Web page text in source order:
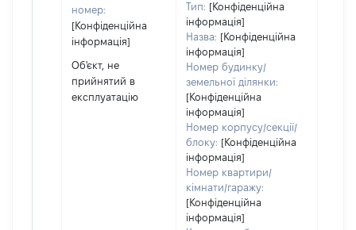
номер:
[Конфіденційна
інформація]
Об'єкт, не
прийнятий в
експлуатацію
Тип: [Конфіденційна
інформація]
Назва: [Конфіденційна
інформація]
Номер будинку/
земельної ділянки:
[Конфіденційна
інформація]
Номер корпусу/секції/
блоку: [Конфіденційна
інформація]
Номер квартири/
кімнати/гаражу:
[Конфіденційна
інформація]